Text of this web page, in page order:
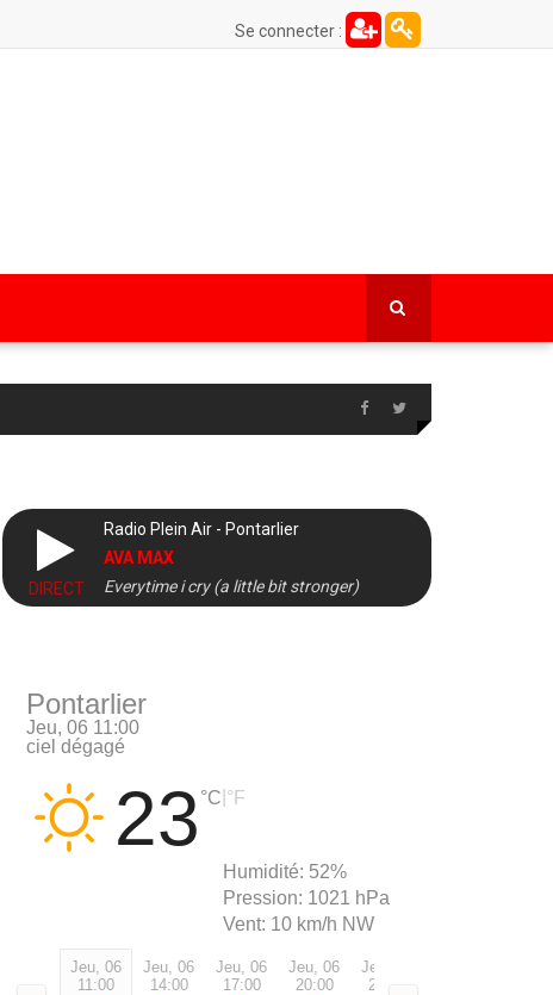
Se connecter :
DIRECT
Radio Plein Air - Pontarlier
AVA MAX
Everytime i cry (a little bit stronger)
Pontarlier
Jeu, 06 11:00
ciel dégagé
23 °C °F
Humidité: 52%
Pression: 1021 hPa
Vent: 10 km/h NW
Jeu, 06
11:00
Jeu, 06
14:00
Jeu, 06
17:00
Jeu, 06
20:00
Jeu, 06
23:00